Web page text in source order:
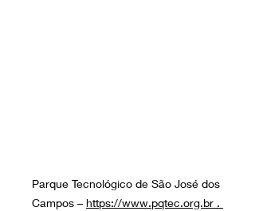
Parque Tecnológico de São José dos
Campos – https://www.pqtec.org.br .